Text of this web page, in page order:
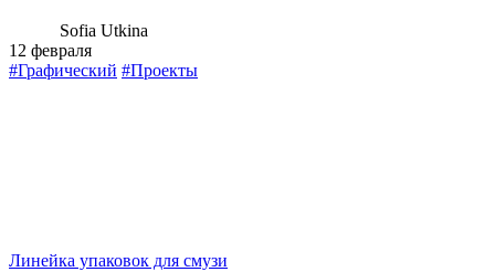
Sofia Utkina
12 февраля
#Графический #Проекты
Линейка упаковок для смузи